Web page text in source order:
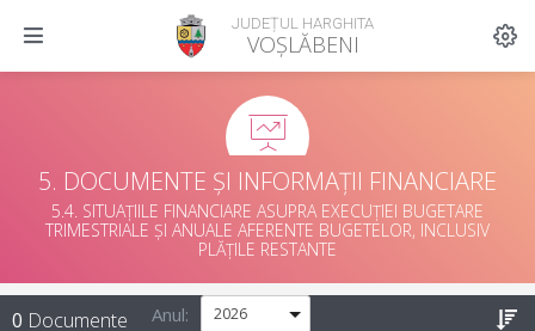
JUDEȚUL HARGHITA
VOȘLĂBENI
5. DOCUMENTE ȘI INFORMAȚII FINANCIARE
5.4. SITUAȚIILE FINANCIARE ASUPRA EXECUȚIEI BUGETARE
TRIMESTRIALE ȘI ANUALE AFERENTE BUGETELOR, INCLUSIV
PLĂȚILE RESTANTE
0 Documente Anul: